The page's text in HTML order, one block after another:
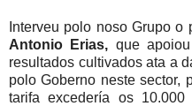
Interveu polo noso Grupo
Antonio Erias, que
resultados cultivados ata a
polo Goberno neste sector,
tarifa excedería os